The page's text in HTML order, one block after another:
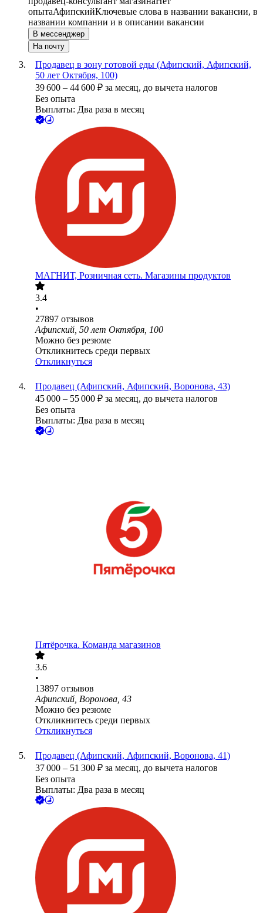
опытаАфипскийКлючевые слова в названии вакансии, в
названии компании и в описании вакансии
В мессенджер
На почту
Продавец в зону готовой еды (Афипский, Афипский,
50 лет Октября, 100)
39 600 – 44 600 ₽ за месяц, до вычета налогов
Без опыта
Выплаты: Два раза в месяц
МАГНИТ, Розничная сеть. Магазины продуктов
3.4
•
27897 отзывов
Афипский, 50 лет Октября, 100
Можно без резюме
Откликнитесь среди первых
Откликнуться
Продавец (Афипский, Афипский, Воронова, 43)
45 000 – 55 000 ₽ за месяц, до вычета налогов
Без опыта
Выплаты: Два раза в месяц
Пятёрочка. Команда магазинов
3.6
•
13897 отзывов
Афипский, Воронова, 43
Можно без резюме
Откликнитесь среди первых
Откликнуться
Продавец (Афипский, Афипский, Воронова, 41)
37 000 – 51 300 ₽ за месяц, до вычета налогов
Без опыта
Выплаты: Два раза в месяц